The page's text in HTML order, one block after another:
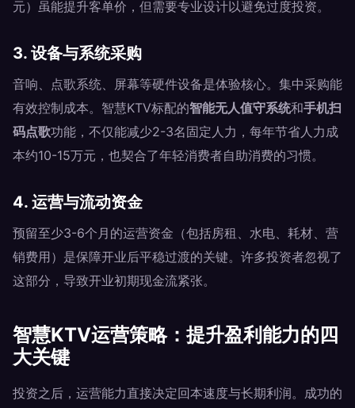
元）虽能提升客单价，但需要专业设计以避免过度投资。
3. 设备与系统采购
音响、点歌系统、屏幕等硬件设备是体验核心。集中采购能
有效控制成本。智慧KTV标配的智能无人值守系统和手机扫
码点歌功能，不仅能减少2-3名固定人力，每年节省人力成
本约10-15万元，也契合了年轻消费者自助消费的习惯。
4. 运营与流动资金
预留至少3-6个月的运营资金（包括房租、水电、耗材、营
销费用）是保障开业后平稳过渡的关键。许多投资者忽视了
这部分，导致开业初期现金流紧张。
智慧KTV运营策略：提升盈利能力的四
大关键
投资之后，运营能力直接决定回本速度与长期利润。成功的